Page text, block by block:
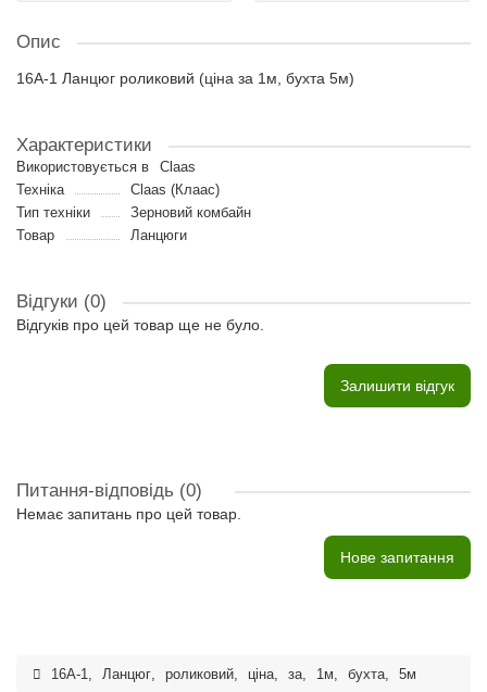
Опис
16A-1 Ланцюг роликовий (ціна за 1м, бухта 5м)
Характеристики
Використовується в
Claas
Техніка
Claas (Клаас)
Тип техніки
Зерновий комбайн
Товар
Ланцюги
Відгуки (0)
Відгуків про цей товар ще не було.
Залишити відгук
Питання-відповідь (0)
Немає запитань про цей товар.
Нове запитання
16A-1, Ланцюг, роликовий, ціна, за, 1м, бухта, 5м